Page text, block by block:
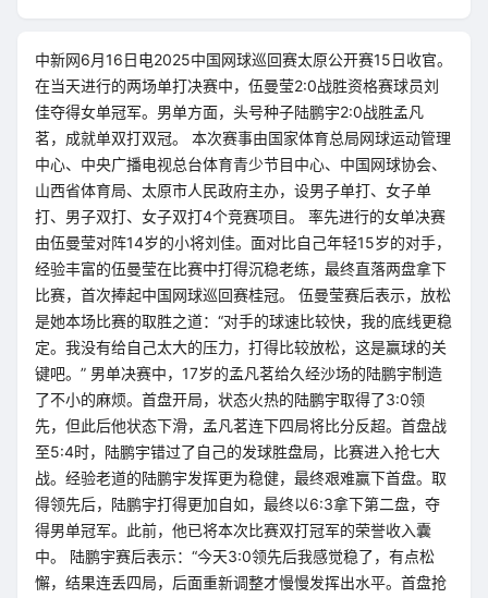
中新网6月16日电2025中国网球巡回赛太原公开赛15日收官。
在当天进行的两场单打决赛中，伍曼莹2:0战胜资格赛球员刘
佳夺得女单冠军。男单方面，头号种子陆鹏宇2:0战胜孟凡
茗，成就单双打双冠。 本次赛事由国家体育总局网球运动管理
中心、中央广播电视总台体育青少节目中心、中国网球协会、
山西省体育局、太原市人民政府主办，设男子单打、女子单
打、男子双打、女子双打4个竞赛项目。 率先进行的女单决赛
由伍曼莹对阵14岁的小将刘佳。面对比自己年轻15岁的对手，
经验丰富的伍曼莹在比赛中打得沉稳老练，最终直落两盘拿下
比赛，首次捧起中国网球巡回赛桂冠。 伍曼莹赛后表示，放松
是她本场比赛的取胜之道：“对手的球速比较快，我的底线更稳
定。我没有给自己太大的压力，打得比较放松，这是赢球的关
键吧。” 男单决赛中，17岁的孟凡茗给久经沙场的陆鹏宇制造
了不小的麻烦。首盘开局，状态火热的陆鹏宇取得了3:0领
先，但此后他状态下滑，孟凡茗连下四局将比分反超。首盘战
至5:4时，陆鹏宇错过了自己的发球胜盘局，比赛进入抢七大
战。经验老道的陆鹏宇发挥更为稳健，最终艰难赢下首盘。取
得领先后，陆鹏宇打得更加自如，最终以6:3拿下第二盘，夺
得男单冠军。此前，他已将本次比赛双打冠军的荣誉收入囊
中。 陆鹏宇赛后表示：“今天3:0领先后我感觉稳了，有点松
懈，结果连丢四局，后面重新调整才慢慢发挥出水平。首盘抢